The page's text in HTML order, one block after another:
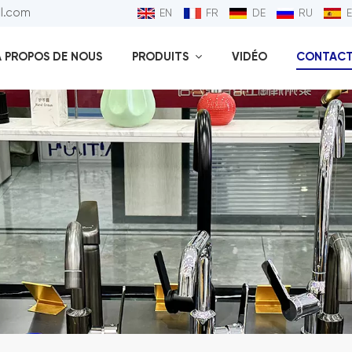
EN FR DE RU
PROPOS DE NOUS PRODUITS VIDÉO